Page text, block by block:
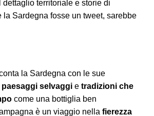
dettaglio territoriale e storie di
la Sardegna fosse un tweet, sarebbe
la Sardegna con le sue
paesaggi selvaggi e tradizioni che
come una bottiglia ben
è un viaggio nella fierezza